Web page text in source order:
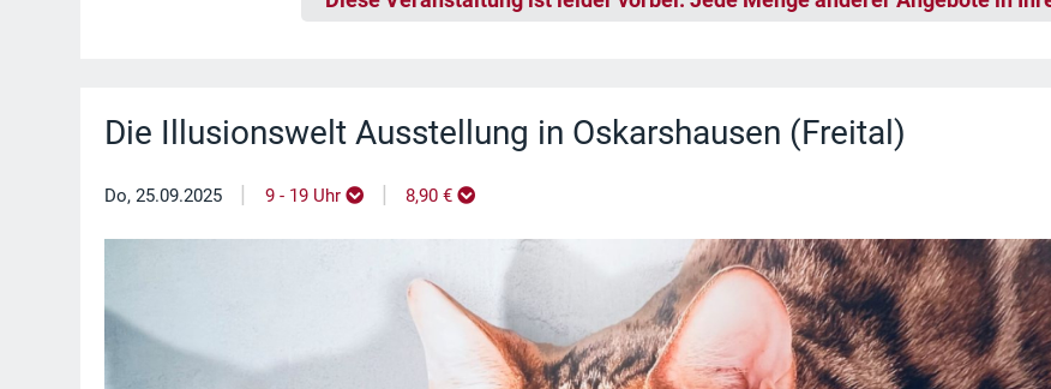
Die Illusionswelt Ausstellung in Oskarshausen (Freital)
Do, 25.09.2025 | 9 - 19 Uhr | 8,90 €